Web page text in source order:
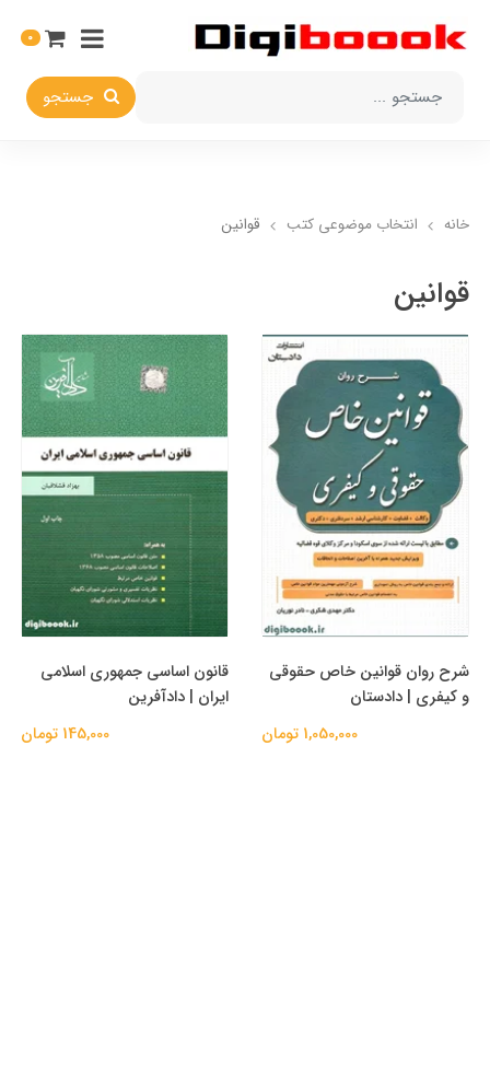
جستجو
0
خانه انتخاب​ موضوعي​ کتب قوانین
قوانین
شرح روان قوانین خاص حقوقی
و کیفری | دادستان
1,050,000 تومان
قانون اساسی جمهوری اسلامی
ایران | دادآفرین
145,000 تومان